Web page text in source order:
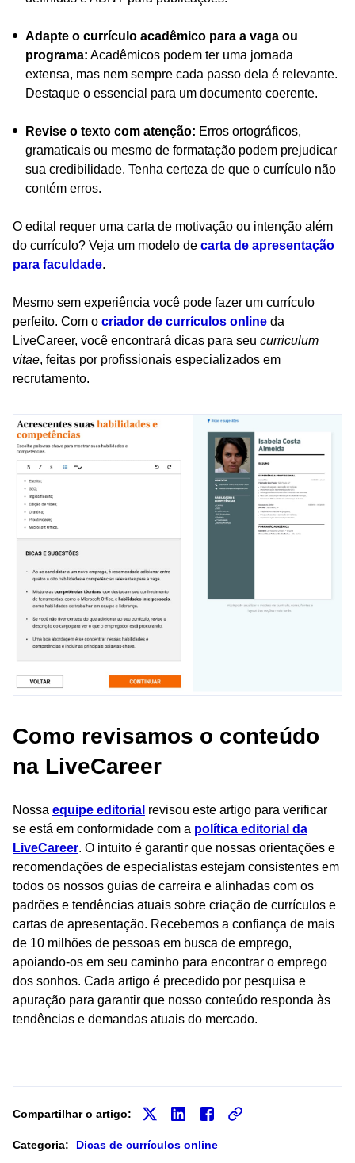
Adapte o currículo acadêmico para a vaga ou
programa: Acadêmicos podem ter uma jornada
extensa, mas nem sempre cada passo dela é relevante.
Destaque o essencial para um documento coerente.
Revise o texto com atenção: Erros ortográficos,
gramaticais ou mesmo de formatação podem prejudicar
sua credibilidade. Tenha certeza de que o currículo não
contém erros.
O edital requer uma carta de motivação ou intenção além
do currículo? Veja um modelo de carta de apresentação
para faculdade.
Mesmo sem experiência você pode fazer um currículo
perfeito. Com o criador de currículos online da
LiveCareer, você encontrará dicas para seu curriculum
vitae, feitas por profissionais especializados em
recrutamento.
Como revisamos o conteúdo
na LiveCareer
Nossa equipe editorial revisou este artigo para verificar
se está em conformidade com a política editorial da
LiveCareer. O intuito é garantir que nossas orientações e
recomendações de especialistas estejam consistentes em
todos os nossos guias de carreira e alinhadas com os
padrões e tendências atuais sobre criação de currículos e
cartas de apresentação. Recebemos a confiança de mais
de 10 milhões de pessoas em busca de emprego,
apoiando-os em seu caminho para encontrar o emprego
dos sonhos. Cada artigo é precedido por pesquisa e
apuração para garantir que nosso conteúdo responda às
tendências e demandas atuais do mercado.
Compartilhar o artigo:
Categoria: Dicas de currículos online